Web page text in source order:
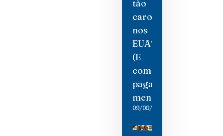
tão
caro
nos
EUA?
(E
como
pagar
menos)
09/08/2026